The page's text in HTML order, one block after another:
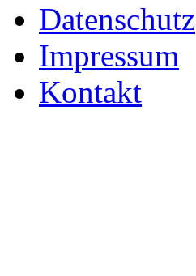
Datenschutz
Impressum
Kontakt